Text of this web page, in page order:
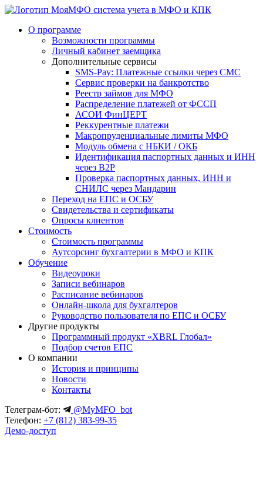
система учета в МФО и КПК
О программе
Возможности программы
Личный кабинет заемщика
Дополнительные сервисы
SMS-Pay: Платежные ссылки через СМС
Сервис проверки на банкротство
Реестр займов для МФО
Распределение платежей от ФССП
АСОИ ФинЦЕРТ
Реккурентные платежи
Макропруденциальные лимиты МФО
Модуль обмена с НБКИ / ОКБ
Идентификация паспортных данных и ИНН
через B2P
Проверка паспортных данных, ИНН и
СНИЛС через Мандарин
Переход на ЕПС и ОСБУ
Свидетельства и сертификаты
Опросы клиентов
Стоимость
Стоимость программы
Аутсорсинг бухгалтерии в МФО и КПК
Обучение
Видеоуроки
Записи вебинаров
Расписание вебинаров
Онлайн-школа для бухгалтеров
Руководство пользователя по ЕПС и ОСБУ
Другие продукты
Программный продукт «XBRL Глобал»
Подбор счетов ЕПС
О компании
История и принципы
Новости
Контакты
Телеграм-бот:
@MyMFO_bot
Телефон: +7 (812) 383-99-35
Демо-доступ